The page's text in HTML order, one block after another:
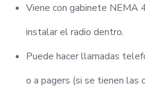
Viene con gabinete NEMA
instalar el radio dentro.
Puede hacer llamadas
o a pagers (si se tienen las